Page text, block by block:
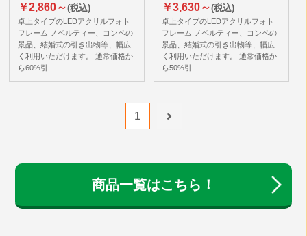
￥2,860～(税込)
卓上タイプのLEDアクリルフォト
フレーム ノベルティー、コンペの
景品、結婚式の引き出物等、幅広
く利用いただけます。 通常価格か
ら60%引…
￥3,630～(税込)
卓上タイプのLEDアクリルフォト
フレーム ノベルティー、コンペの
景品、結婚式の引き出物等、幅広
く利用いただけます。 通常価格か
ら50%引…
1
商品一覧はこちら！